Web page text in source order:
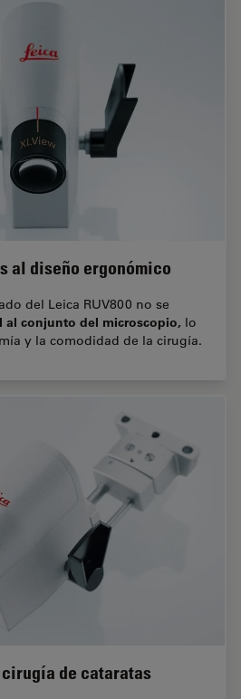
al diseño ergonómico
del Leica RUV800 no se
al conjunto del microscopio, lo
y la comodidad de la cirugía.
de cataratas